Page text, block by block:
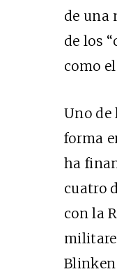
de una
de los
como
Uno de
forma
ha
cuatro
con la